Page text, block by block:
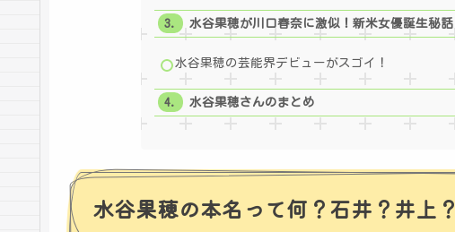
水谷果穂が川口春奈に激似！新米女優誕生秘話
水谷果穂の芸能界デビューがスゴイ！
水谷果穂さんのまとめ
水谷果穂の本名って何？石井？井上？